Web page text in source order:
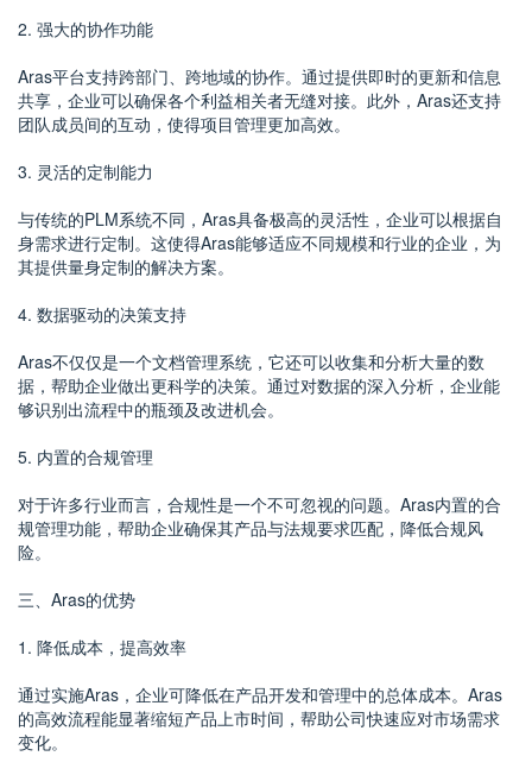
2. 强大的协作功能
Aras平台支持跨部门、跨地域的协作。通过提供即时的更新和信息
共享，企业可以确保各个利益相关者无缝对接。此外，Aras还支持
团队成员间的互动，使得项目管理更加高效。
3. 灵活的定制能力
与传统的PLM系统不同，Aras具备极高的灵活性，企业可以根据自
身需求进行定制。这使得Aras能够适应不同规模和行业的企业，为
其提供量身定制的解决方案。
4. 数据驱动的决策支持
Aras不仅仅是一个文档管理系统，它还可以收集和分析大量的数
据，帮助企业做出更科学的决策。通过对数据的深入分析，企业能
够识别出流程中的瓶颈及改进机会。
5. 内置的合规管理
对于许多行业而言，合规性是一个不可忽视的问题。Aras内置的合
规管理功能，帮助企业确保其产品与法规要求匹配，降低合规风
险。
三、Aras的优势
1. 降低成本，提高效率
通过实施Aras，企业可降低在产品开发和管理中的总体成本。Aras
的高效流程能显著缩短产品上市时间，帮助公司快速应对市场需求
变化。